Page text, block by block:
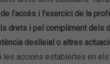
l’accés i l’exercici de la
drets i pel compliment dels
deslleial o altres
les accions establertes en